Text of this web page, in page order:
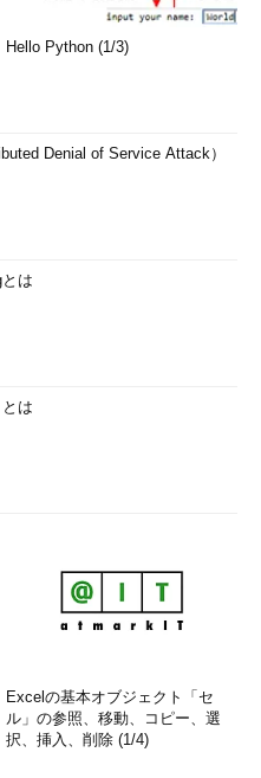
Hello Python (1/3)
Denial of Service Attack）
は
は
Excelの基本オブジェクト「セ
ル」の参照、移動、コピー、選
択、挿入、削除 (1/4)